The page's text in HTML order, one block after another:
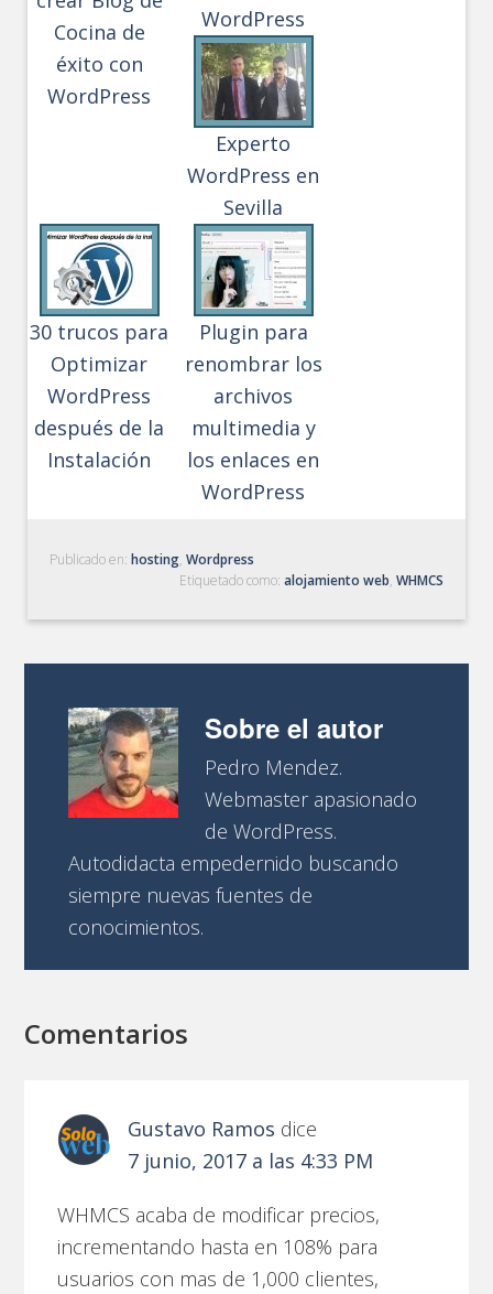
Cocina de
éxito con
WordPress
WordPress
Experto
WordPress en
Sevilla
30 trucos para
Optimizar
WordPress
después de la
Instalación
Plugin para
renombrar los
archivos
multimedia y
los enlaces en
WordPress
Publicado en:hosting,Wordpress
Etiquetado como: alojamiento web, WHMCS
Sobre el autor
Pedro Mendez.
Webmaster apasionado
de WordPress.
Autodidacta empedernido buscando
siempre nuevas fuentes de
conocimientos.
Comentarios
Gustavo Ramos dice
7 junio, 2017 a las 4:33 PM
WHMCS acaba de modificar precios,
incrementando hasta en 108% para
usuarios con mas de 1,000 clientes,